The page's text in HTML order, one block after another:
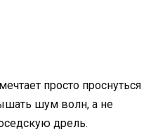
просто проснуться
шум волн, а не
дрель.